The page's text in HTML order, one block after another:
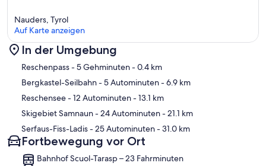
Karte
Nauders, Tyrol
Auf Karte anzeigen
In der Umgebung
Reschenpass- 5 Gehminuten- 0.4 km
Bergkastel-Seilbahn- 5 Autominuten- 6.9 km
Reschensee- 12 Autominuten- 13.1 km
Skigebiet Samnaun- 24 Autominuten- 21.1 km
Serfaus-Fiss-Ladis- 25 Autominuten- 31.0 km
Fortbewegung vor Ort
Bahnhof Scuol-Tarasp – 23 Fahrminuten